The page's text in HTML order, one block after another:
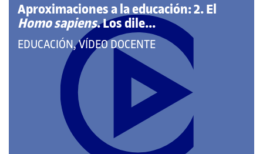
Aproximaciones a la educación: 2. El
Homo sapiens. Los dile...
QUE
PERTENECE
CATEGORÍAS:
EDUCACIÓN, VÍDEO DOCENTE